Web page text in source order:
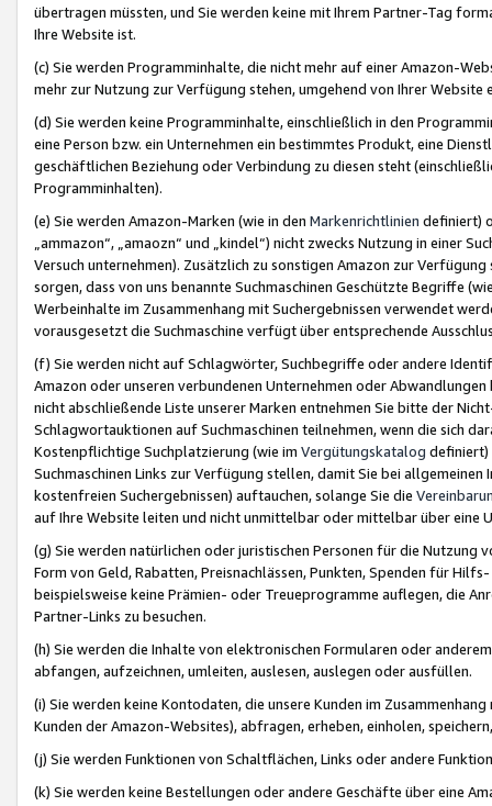
übertragen müssten, und Sie werden keine mit Ihrem Partner-Tag
Ihre Website ist.
(c) Sie werden Programminhalte, die nicht mehr auf einer Amazon-
mehr zur Nutzung zur Verfügung stehen, umgehend von Ihrer
(d) Sie werden keine Programminhalte, einschließlich in den
eine Person bzw. ein Unternehmen ein bestimmtes Produkt, eine
geschäftlichen Beziehung oder Verbindung zu diesen steht
Programminhalten).
(e) Sie werden Amazon-Marken (wie in den Markenrichtlinien definiert)
„ammazon“, „amaozn“ und „kindel“) nicht zwecks Nutzung in einer
Versuch unternehmen). Zusätzlich zu sonstigen Amazon zur
sorgen, dass von uns benannte Suchmaschinen Geschützte Begriffe
Werbeinhalte im Zusammenhang mit Suchergebnissen verwendet
vorausgesetzt die Suchmaschine verfügt über entsprechende
(f) Sie werden nicht auf Schlagwörter, Suchbegriffe oder andere
Amazon oder unseren verbundenen Unternehmen oder
nicht abschließende Liste unserer Marken entnehmen Sie bitte der
Schlagwortauktionen auf Suchmaschinen teilnehmen, wenn die sich
Kostenpflichtige Suchplatzierung (wie im Vergütungskatalog definiert)
Suchmaschinen Links zur Verfügung stellen, damit Sie bei
kostenfreien Suchergebnissen) auftauchen, solange Sie die
auf Ihre Website leiten und nicht unmittelbar oder mittelbar über eine
(g) Sie werden natürlichen oder juristischen Personen für die Nutzung
Form von Geld, Rabatten, Preisnachlässen, Punkten, Spenden für
beispielsweise keine Prämien- oder Treueprogramme auflegen, die
Partner-Links zu besuchen.
(h) Sie werden die Inhalte von elektronischen Formularen oder
abfangen, aufzeichnen, umleiten, auslesen, auslegen oder ausfüllen.
(i) Sie werden keine Kontodaten, die unsere Kunden im
Kunden der Amazon-Websites), abfragen, erheben, einholen,
(j) Sie werden Funktionen von Schaltflächen, Links oder andere
(k) Sie werden keine Bestellungen oder andere Geschäfte über eine